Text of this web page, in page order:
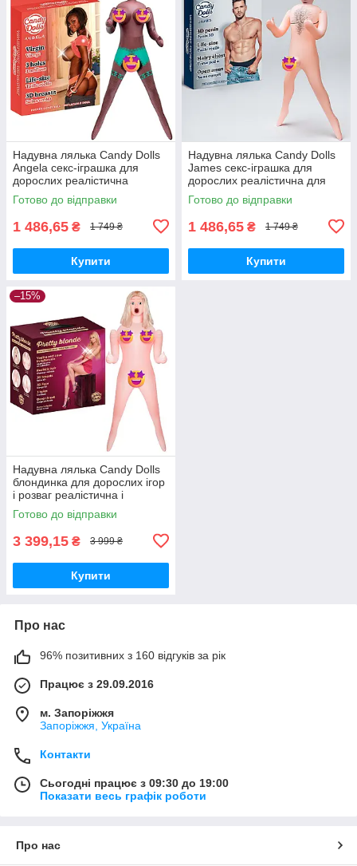
Надувна лялька Candy Dolls
Angela секс-іграшка для
дорослих реалістична
модель для задоволення і
розваги
Готово до відправки
1 486,65 ₴ 1 749 ₴
Купити
Надувна лялька Candy Dolls
James секс-іграшка для
дорослих реалістична для
інтимних задоволень
Готово до відправки
1 486,65 ₴ 1 749 ₴
Купити
–15%
Надувна лялька Candy Dolls
блондинка для дорослих ігор
і розваг реалістична і
компактна
Готово до відправки
3 399,15 ₴ 3 999 ₴
Купити
Про нас
96% позитивних з 160 відгуків за рік
Працює з 29.09.2016
м. Запоріжжя
Запоріжжя, Україна
Контакти
Сьогодні працює з 09:30 до 19:00
Показати весь графік роботи
Про нас